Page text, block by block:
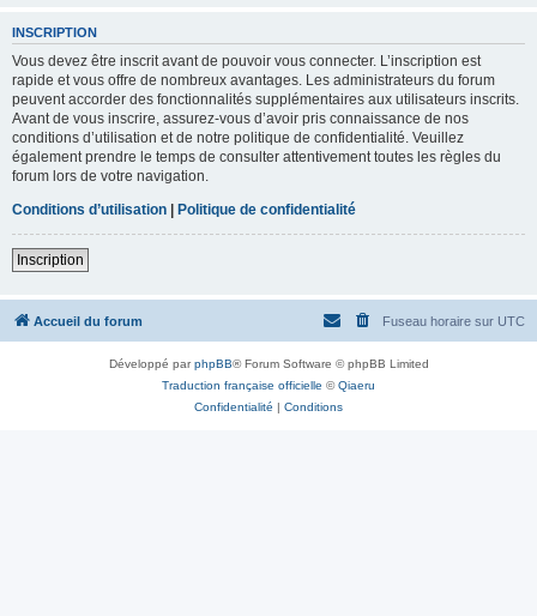
INSCRIPTION
Vous devez être inscrit avant de pouvoir vous connecter. L’inscription est
rapide et vous offre de nombreux avantages. Les administrateurs du forum
peuvent accorder des fonctionnalités supplémentaires aux utilisateurs inscrits.
Avant de vous inscrire, assurez-vous d’avoir pris connaissance de nos
conditions d’utilisation et de notre politique de confidentialité. Veuillez
également prendre le temps de consulter attentivement toutes les règles du
forum lors de votre navigation.
Conditions d’utilisation | Politique de confidentialité
Inscription
Accueil du forum Fuseau horaire sur UTC
Développé parphpBB® Forum Software © phpBB Limited
Traduction française officielle ©Qiaeru
Confidentialité | Conditions